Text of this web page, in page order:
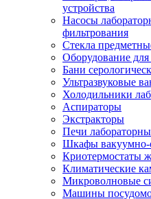
устройства
Насосы
фильтрования
Стекла
Оборудование
Бани
Ультразвуковые
Холодильники
Аспираторы
Экстракторы
Печи
Шкафы
Криотермостаты
Климатические
Микроволновые
Машины